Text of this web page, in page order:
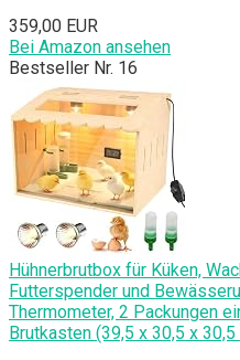
359,00 EUR
Bei Amazon ansehen
Bestseller Nr. 16
Hühnerbrutbox für Küken,
Futterspender und
Thermometer, 2 Packungen
Brutkasten (39,5 x 30,5 x 30,5